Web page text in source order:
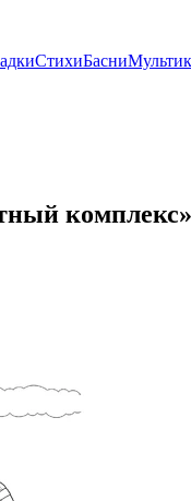
СтихиБасни
комплекс»